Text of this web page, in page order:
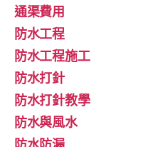
通渠費用
防水工程
防水工程施工
防水打針
防水打針教學
防水與風水